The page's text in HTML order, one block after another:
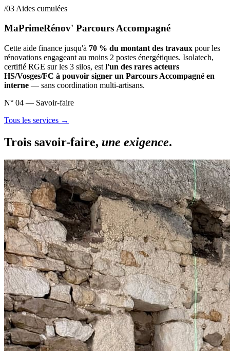
/03 Aides cumulées
MaPrimeRénov' Parcours Accompagné
Cette aide finance jusqu'à 70 % du montant des travaux pour les
rénovations engageant au moins 2 postes énergétiques. Isolatech,
certifié RGE sur les 3 silos, est l'un des rares acteurs
HS/Vosges/FC à pouvoir signer un Parcours Accompagné en
interne — sans coordination multi-artisans.
N° 04 — Savoir-faire
Tous les services →
Trois savoir-faire, une exigence.